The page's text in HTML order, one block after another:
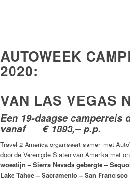
AUTOWEEK
2020:
VAN LAS VEGAS
Een 19-daagse camperreis
vanaf € 1893,– p.p.
Travel 2 America organiseert samen met
door de Verenigde Staten van Amerika met
woestijn – Sierra Nevada gebergte –
Lake Tahoe – Sacramento – San